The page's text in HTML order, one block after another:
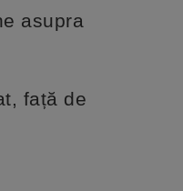
asupra
față de